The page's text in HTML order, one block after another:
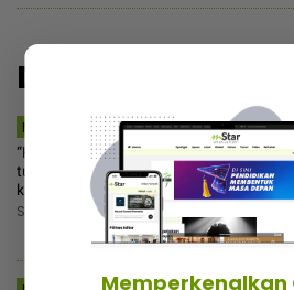
Disyorkan
MSTAR | HIBURAN
“Keputusan ujian bukan kanser
tulang“ - Amyza Aznan buntu jenis
kanser dihidapi anak kedua
Sabtu, 8 Ogos 2026 8:30 PM
Memperkenalkan